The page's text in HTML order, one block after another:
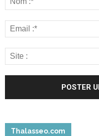
Thalasseo.com